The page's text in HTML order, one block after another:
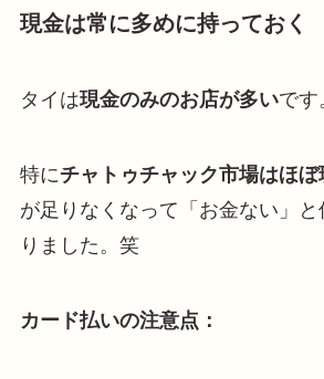
現金は常に多めに持っておく
タイは現金のみのお店が多いです
特にチャトゥチャック市場はほぼ
が足りなくなって「お金ない」
りました。笑
カード払いの注意点：